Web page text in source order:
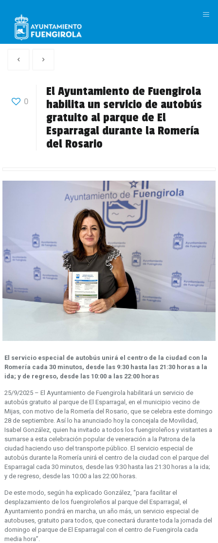
anterior
0
El Ayuntamiento de Fuengirola
habilita un servicio de autobús
gratuito al parque de El
Esparragal durante la Romería
del Rosario
El servicio especial de autobús unirá el centro de la ciudad con la
Romería cada 30 minutos, desde las 9:30 hasta las 21:30 horas a la
ida; y de regreso, desde las 10:00 a las 22:00 horas
25/9/2025 – El Ayuntamiento de Fuengirola habilitará un servicio de
autobús gratuito al parque de El Esparragal, en el municipio vecino de
Mijas, con motivo de la Romería del Rosario, que se celebra este domingo
28 de septiembre. Así lo ha anunciado hoy la concejala de Movilidad,
Isabel González, quien ha invitado a todos los fuengiroleños y visitantes a
sumarse a esta celebración popular de veneración a la Patrona de la
ciudad haciendo uso del transporte público. El servicio especial de
autobús durante la Romería unirá el centro de la ciudad con el parque del
Esparragal cada 30 minutos, desde las 9:30 hasta las 21:30 horas a la ida;
y de regreso, desde las 10:00 a las 22:00 horas.
De este modo, según ha explicado González, “para facilitar el
desplazamiento de los fuengiroleños al parque del Esparragal, el
Ayuntamiento pondrá en marcha, un año más, un servicio especial de
autobuses, gratuito para todos, que conectará durante toda la jornada del
domingo el parque de El Esparragal con el centro de Fuengirola cada
media hora”.